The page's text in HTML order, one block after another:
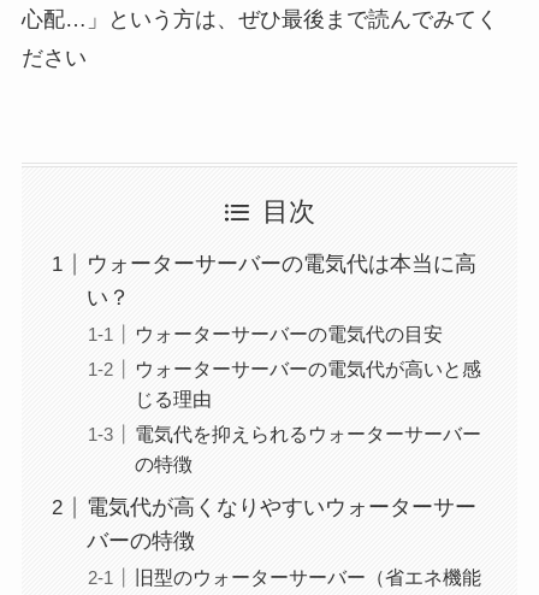
心配…」という方は、ぜひ最後まで読んでみてく
ださい
目次
ウォーターサーバーの電気代は本当に高
い？
ウォーターサーバーの電気代の目安
ウォーターサーバーの電気代が高いと感
じる理由
電気代を抑えられるウォーターサーバー
の特徴
電気代が高くなりやすいウォーターサー
バーの特徴
旧型のウォーターサーバー（省エネ機能